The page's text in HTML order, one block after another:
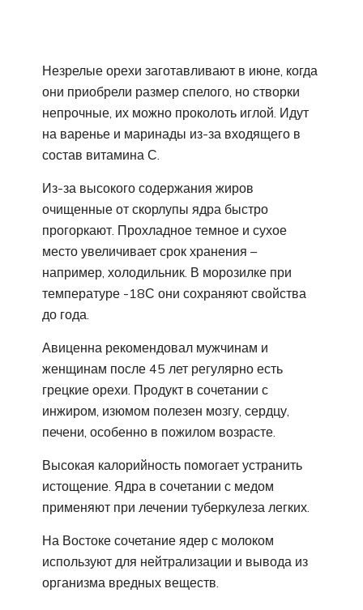
Незрелые орехи заготавливают в июне, когда
они приобрели размер спелого, но створки
непрочные, их можно проколоть иглой. Идут
на варенье и маринады из-за входящего в
состав витамина С.
Из-за высокого содержания жиров
очищенные от скорлупы ядра быстро
прогоркают. Прохладное темное и сухое
место увеличивает срок хранения –
например, холодильник. В морозилке при
температуре -18С они сохраняют свойства
до года.
Авиценна рекомендовал мужчинам и
женщинам после 45 лет регулярно есть
грецкие орехи. Продукт в сочетании с
инжиром, изюмом полезен мозгу, сердцу,
печени, особенно в пожилом возрасте.
Высокая калорийность помогает устранить
истощение. Ядра в сочетании с медом
применяют при лечении туберкулеза легких.
На Востоке сочетание ядер с молоком
используют для нейтрализации и вывода из
организма вредных веществ.